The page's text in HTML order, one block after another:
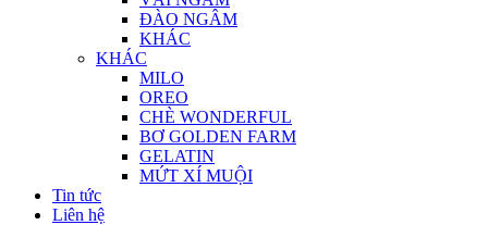
ĐÀO NGÂM
KHÁC
KHÁC
MILO
OREO
CHÈ WONDERFUL
BƠ GOLDEN FARM
GELATIN
MỨT XÍ MUỘI
Tin tức
Liên hệ